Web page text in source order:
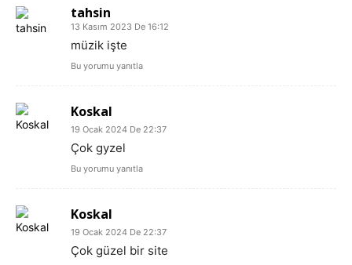
tahsin
13 Kasım 2023 De 16:12
müzik işte
Bu yorumu yanıtla
Koskal
19 Ocak 2024 De 22:37
Çok gyzel
Bu yorumu yanıtla
Koskal
19 Ocak 2024 De 22:37
Çok güzel bir site